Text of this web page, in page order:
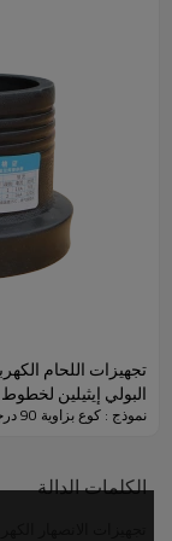
تجهيزات اللحام
البولي إيثيلين لخطوط
نموذج : كوع بزاوية 90 درجة
الكلمات الدالة